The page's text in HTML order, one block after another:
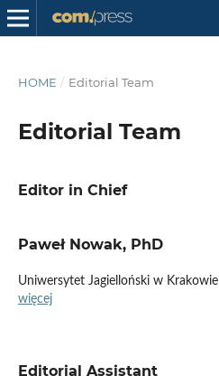
HOME / Editorial Team
Editorial Team
Editor in Chief
Paweł Nowak, PhD
Uniwersytet Jagielloński w Krakowie
więcej
Editorial Assistant